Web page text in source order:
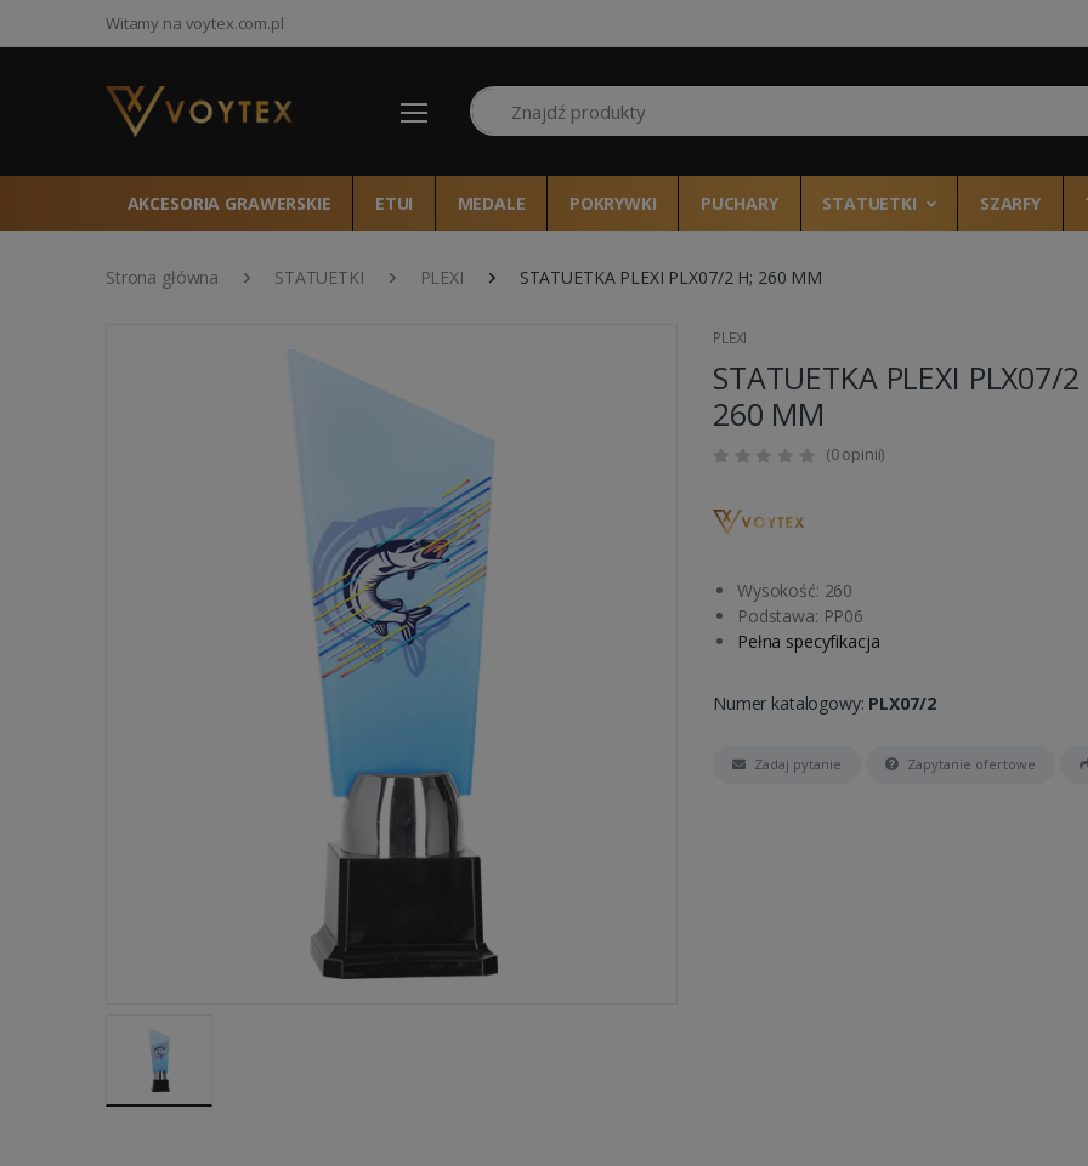
Witamy na voytex.com.pl
Szukaj
AKCESORIA GRAWERSKIE ETUI MEDALE POKRYWKI PUCHARY STATUETKI SZARFY
Strona główna STATUETKI PLEXI STATUETKA PLEXI PLX07/2 H; 260 MM
PLEXI
STATUETKA PLEXI PLX07/
260 MM
(0 opinii)
Wysokość: 260
Podstawa: PP06
Pełna specyfikacja
Numer katalogowy: PLX07/2
Zadaj pytanie Zapytanie ofertowe